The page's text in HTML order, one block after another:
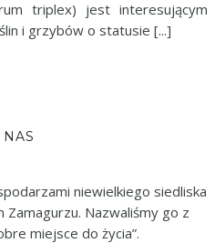
triplex) jest interesującym
i grzybów o statusie [...]
NAS
niewielkiego siedliska
Zamagurzu. Nazwaliśmy go z
miejsce do życia”.